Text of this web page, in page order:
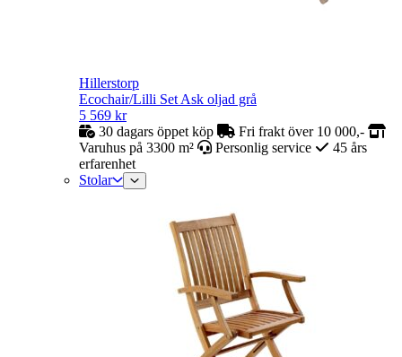
Hillerstorp
Ecochair/Lilli Set Ask oljad grå
5 569 kr
30 dagars öppet köp
Fri frakt över 10 000,-
Varuhus på 3300 m²
Personlig service
45 års
erfarenhet
Stolar